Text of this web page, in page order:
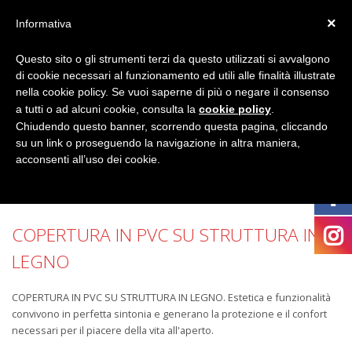
COPERTURA IN PVC SU STRUTTURA IN
LEGNO
COPERTURA IN PVC SU STRUTTURA IN LEGNO. Estetica e funzionalità
convivono in perfetta sintonia e generano la protezione e il confort
necessari per il piacere della vita all'aperto.
×
Informativa
Questo sito o gli strumenti terzi da questo utilizzati si avvalgono
di cookie necessari al funzionamento ed utili alle finalità illustrate
nella cookie policy. Se vuoi saperne di più o negare il consenso
a tutti o ad alcuni cookie, consulta la cookie policy
Chiudendo questo banner, scorrendo questa pagina, cliccando
su un link o proseguendo la navigazione in altra maniera,
acconsenti all’uso dei cookie.